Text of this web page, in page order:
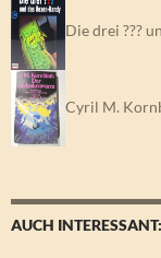
Die drei ???
Cyril M.
AUCH INTERESSANT: